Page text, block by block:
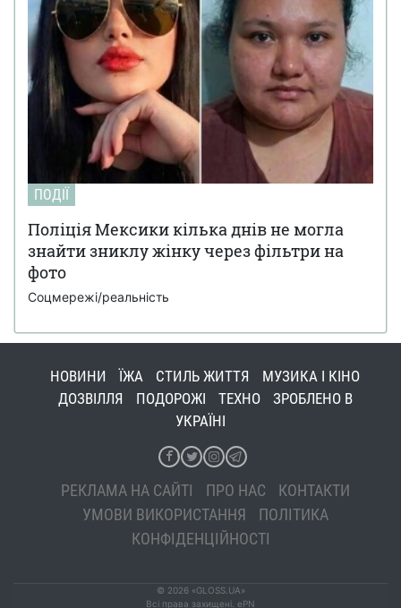
ПОДІЇ
Поліція Мексики кілька днів не могла
знайти зниклу жінку через фільтри на
фото
Соцмережі/реальність
НОВИНИ ЇЖА СТИЛЬ ЖИТТЯ
МУЗИКА І КІНО
ДОЗВІЛЛЯ
ПОДОРОЖІ ТЕХНО
ЗРОБЛЕНО В
УКРАЇНІ
РЕКЛАМА НА САЙТІ ПРО НАС
КОНТАКТИ
УМОВИ ВИКОРИСТАННЯ
ПОЛІТИКА
КОНФІДЕНЦІЙНОСТІ
© 2026 «GLOSS.UA»
Всі права захищені. ePN